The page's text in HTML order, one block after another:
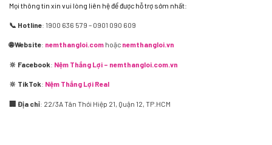
Mọi thông tin xin vui lòng liên hệ để được hỗ trợ sớm nhất:
📞 Hotline: 1900 636 579 – 0901 090 609
🌐 Website: nemthangloi.com hoặc nemthangloi.vn
🔆 Facebook: Nệm Thắng Lợi – nemthangloi.com.vn
🔆 TikTok: Nệm Thắng Lợi Real
🏢 Địa chỉ: 22/3A Tân Thới Hiệp 21, Quận 12, TP.HCM